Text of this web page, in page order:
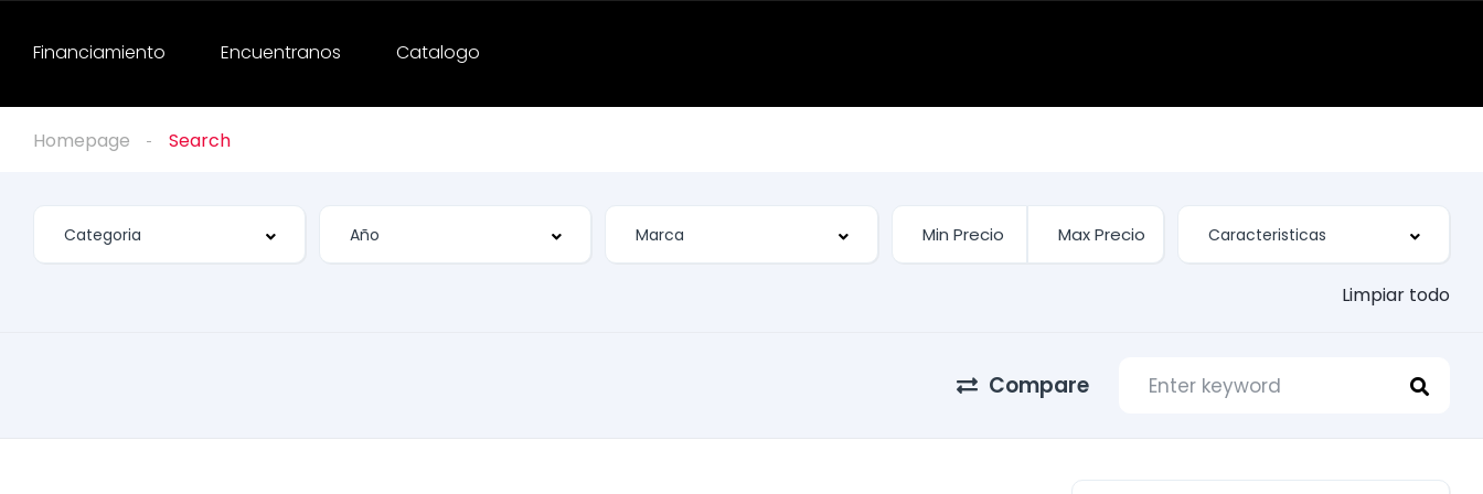
Financiamiento Encuentranos Catalogo
Homepage Search
Limpiar todo
Compare